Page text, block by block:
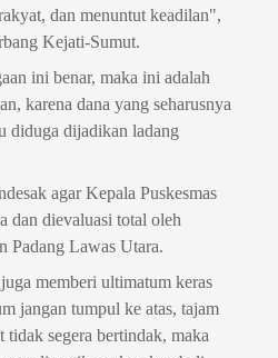
dan menuntut keadilan",
Kejati-Sumut.
ini benar, maka ini adalah
karena dana yang seharusnya
diduga dijadikan ladang
agar Kepala Puskesmas
dan dievaluasi total oleh
Padang Lawas Utara.
memberi ultimatum keras
jangan tumpul ke atas, tajam
segera bertindak, maka